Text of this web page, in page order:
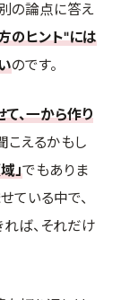
別の論点に答え
のヒント"には
のです。
、一から作り
こえるかもし
」でもありま
ている中で、
ば、それだけ